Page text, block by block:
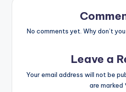
No comments yet. Why don’t
Leave a
Your email address will not be
are marked